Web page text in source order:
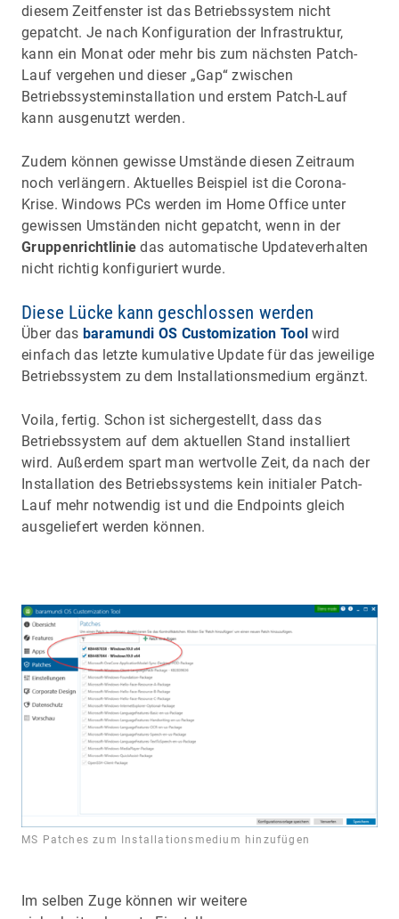
diesem Zeitfenster ist das Betriebssystem nicht
gepatcht. Je nach Konfiguration der Infrastruktur,
kann ein Monat oder mehr bis zum nächsten Patch-
Lauf vergehen und dieser „Gap“ zwischen
Betriebssysteminstallation und erstem Patch-Lauf
kann ausgenutzt werden.
Zudem können gewisse Umstände diesen Zeitraum
noch verlängern. Aktuelles Beispiel ist die Corona-
Krise. Windows PCs werden im Home Office unter
gewissen Umständen nicht gepatcht, wenn in der
Gruppenrichtlinie das automatische Updateverhalten
nicht richtig konfiguriert wurde.
Diese Lücke kann geschlossen werden
Über das baramundi OS Customization Tool wird
einfach das letzte kumulative Update für das jeweilige
Betriebssystem zu dem Installationsmedium ergänzt.
Voila, fertig. Schon ist sichergestellt, dass das
Betriebssystem auf dem aktuellen Stand installiert
wird. Außerdem spart man wertvolle Zeit, da nach der
Installation des Betriebssystems kein initialer Patch-
Lauf mehr notwendig ist und die Endpoints gleich
ausgeliefert werden können.
MS Patches zum Installationsmedium hinzufügen
Im selben Zuge können wir weitere